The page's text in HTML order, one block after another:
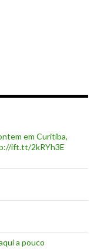
em Curitiba,
ift.tt/2kRYh3E
a pouco